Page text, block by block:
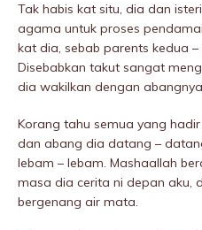
Tak habis kat situ, dia dan
agama untuk proses
kat dia, sebab parents kedua
Disebabkan takut sangat
dia wakilkan dengan
Korang tahu semua yang
dan abang dia datang –
Iebam – Iebam. Mashaallah
masa dia cerita ni depan aku,
bergenang air mata.